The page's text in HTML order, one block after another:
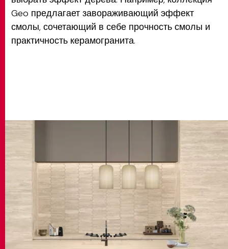
Geo предлагает завораживающий эффект
смолы, сочетающий в себе прочность смолы и
практичность керамогранита.